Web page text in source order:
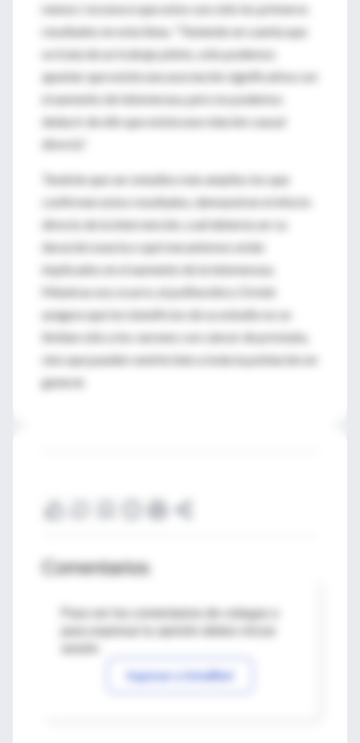
menos', reconoce que estos son sólo los primeros
resultados en esta línea. "Teniendo en cuenta que
se trata de un trabajo piloto, sólo podemos
apuntar que existe una asociación significativa con
el aumento de telomerasa, pero no podemos
deducir de ello que exista una relación causal
directa".
Tendrán que ser estudios más amplios los que
confirmen estos resultados, demuestren el efecto
directo de la intervención, cuál debería ser su
duración exacta o qué mecanismos están
implicados en el aumento de la telomerasa.
Mientras eso ocurre, el polifacético Ornish
asegura que los beneficios de su estudio no se
limitan sólo a los varones con cáncer de próstata,
sino que pueden venirle bien a toda la población en
general.
Comentarios
Para ver los comentarios de colegas o
Ingresar a IntraMed